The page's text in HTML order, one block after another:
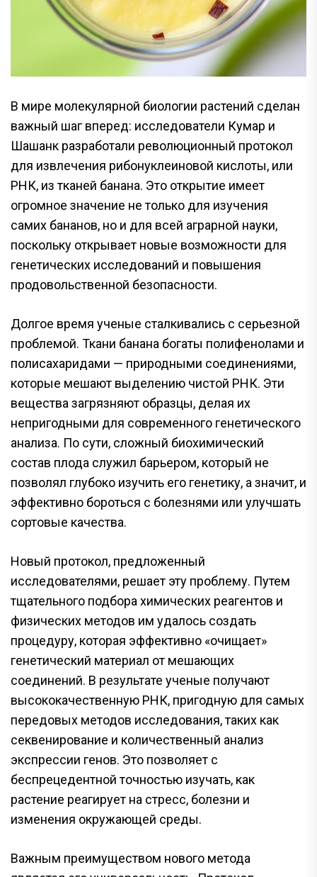
В мире молекулярной биологии растений сделан
важный шаг вперед: исследователи Кумар и
Шашанк разработали революционный протокол
для извлечения рибонуклеиновой кислоты, или
РНК, из тканей банана. Это открытие имеет
огромное значение не только для изучения
самих бананов, но и для всей аграрной науки,
поскольку открывает новые возможности для
генетических исследований и повышения
продовольственной безопасности.
Долгое время ученые сталкивались с серьезной
проблемой. Ткани банана богаты полифенолами и
полисахаридами — природными соединениями,
которые мешают выделению чистой РНК. Эти
вещества загрязняют образцы, делая их
непригодными для современного генетического
анализа. По сути, сложный биохимический
состав плода служил барьером, который не
позволял глубоко изучить его генетику, а значит, и
эффективно бороться с болезнями или улучшать
сортовые качества.
Новый протокол, предложенный
исследователями, решает эту проблему. Путем
тщательного подбора химических реагентов и
физических методов им удалось создать
процедуру, которая эффективно «очищает»
генетический материал от мешающих
соединений. В результате ученые получают
высококачественную РНК, пригодную для самых
передовых методов исследования, таких как
секвенирование и количественный анализ
экспрессии генов. Это позволяет с
беспрецедентной точностью изучать, как
растение реагирует на стресс, болезни и
изменения окружающей среды.
Важным преимуществом нового метода